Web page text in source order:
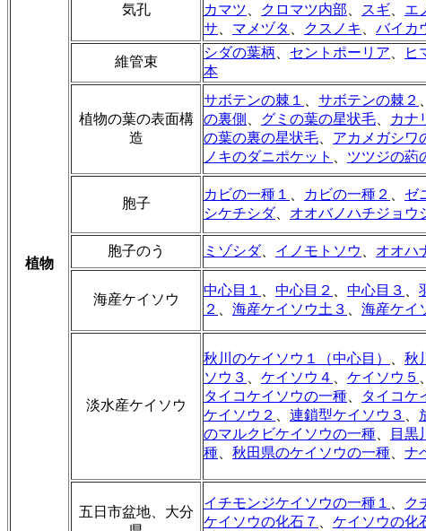
植物
気孔
カマツ、 クロマツ内部、 スギ、 エ
サ、 マメヅタ 、 クスノキ 、 バイカ
維管束
シダの葉柄、 セントポーリア、 ヒ
本
植物の葉の表面構
造
サボテンの棘１ 、 サボテンの棘２ 、
の裏側 、 グミの葉の星状毛、 カナ
の葉の裏の星状毛、 アカメガシワ
ノキのダニポケット 、 ツツジの葯
胞子
カビの一種１ 、 カビの一種２ 、 ゼ
シケチシダ、 オオバノハチジョウ
胞子のう ミゾシダ、 イノモトソウ 、 オオハ
海産ケイソウ
中心目１ 、 中心目２ 、 中心目３ 、
２ 、 海産ケイソウ土３ 、 海産ケイ
淡水産ケイソウ
秋川のケイソウ１（中心目） 、 秋
ソウ３ 、 ケイソウ４ 、 ケイソウ５ 、
タイコケイソウの一種、 タイコケ
ケイソウ２ 、 連鎖型ケイソウ３ 、
のマルクビケイソウの一種、 目黒
種、 秋田県のケイソウの一種、 ナ
五日市盆地、大分
イチモンジケイソウの一種１ 、 ク
ケイソウの化石７ 、 ケイソウの化